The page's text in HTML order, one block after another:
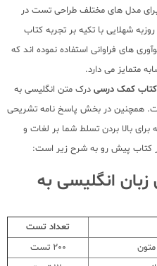
مدل های مختلف طراحی تست در
شهلایی با تکیه بر تجربه کتاب
های فراوانی استفاده نموده اند که
متمایز می دارد.
کتاب کمک درسی درک متن انگلیسی به
همچنین در بخش پاسخ نامه تشریحی
بالا بردن تسلط شما بر لغات و
کتاب پیش رو به شرح زیر است:
انگلیسی به
تعداد تست
200 تست